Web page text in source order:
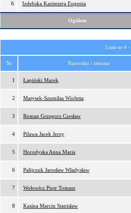
6 Izdebska Kazimiera Eugenia
Ogółem
Lista nr 4 -
Nr Nazwisko i imiona
1 Łapiński Marek
2 Matysek-Szumilas Wioletta
3 Roman Grzegorz Czesław
4 Pilawa Jacek Jerzy
5 Horodyska Anna Maria
6 Palijczuk Jarosław Władysław
7 Wołowicz Piotr Tomasz
8 Kasina Marcin Stanisław